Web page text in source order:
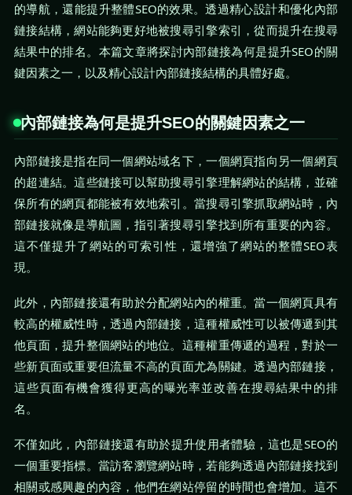
的導航，還能提升整體SEO的效果。透過精心設計和優化內部
鏈接結構，網站能夠更好地被搜尋引擎索引，從而提升在搜尋
結果中的排名。本篇文章將探討內部鏈接為何是提升SEO的關
鍵因素之一，以及精心設計內部鏈接結構的具體好處。
內部鏈接為何是提升SEO的關鍵因素之一
內部鏈接是指在同一個網站域名下，一個網頁指向另一個網頁
的超連結。這些鏈接可以幫助搜尋引擎理解網站的結構，並確
保所有的網頁都能被有效地索引。當搜尋引擎抓取網站時，內
部鏈接就像是導航圖，指引著搜尋引擎找到所有重要的內容。
這不僅提升了網站的可索引性，還增強了網站的整體SEO表
現。
此外，內部鏈接還有助於分配網站內的權重。當一個網頁具有
較高的權威性時，透過內部鏈接，這種權威性可以被傳遞到其
他頁面，提升整個網站的地位。這種權重傳遞的過程，對於一
些新頁面或重要但流量不高的頁面尤為關鍵。透過內部鏈接，
這些頁面有機會獲得更高的曝光率並改善在搜尋結果中的排
名。
不僅如此，內部鏈接還有助於提升使用者體驗，這也是SEO的
一個重要指標。當訪客瀏覽網站時，若能夠透過內部鏈接找到
相關或感興趣的內容，他們在網站停留的時間也會增加。這不